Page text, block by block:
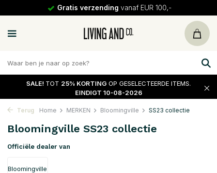
30 dagen retour
SALE! TOT 25% KORTING OP GESELECTEERDE ITEMS.
EINDIGT 10-08-2026
Terug Home MERKEN Bloomingville SS23 collectie
Bloomingville SS23 collectie
Officiële dealer van
Bloomingville